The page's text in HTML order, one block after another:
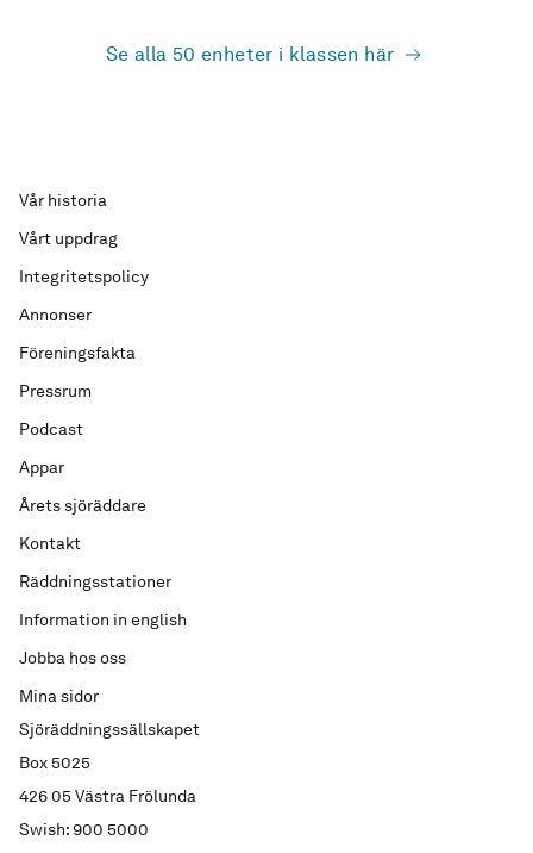
Se alla 50 enheter i klassen här
Sjöräddningssällskapet
Box 5025
426 05 Västra Frölunda
Swish: 900 5000
Vår historia
Vårt uppdrag
Integritetspolicy
Annonser
Föreningsfakta
Pressrum
Podcast
Appar
Årets sjöräddare
Kontakt
Räddningsstationer
Information in english
Jobba hos oss
Mina sidor